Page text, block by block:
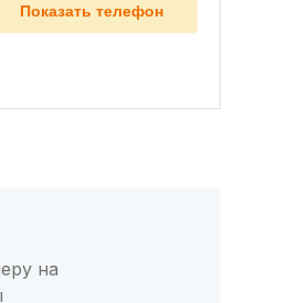
Показать телефон
на